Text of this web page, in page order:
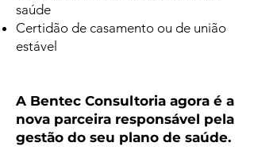
saúde
Certidão de casamento ou de união
estável
A Bentec Consultoria agora é a
nova parceira responsável pela
gestão do seu plano de saúde.